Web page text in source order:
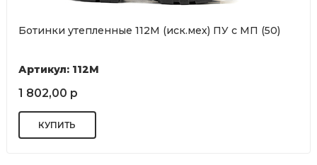
Ботинки утепленные 112М (иск.мех) ПУ с МП (50)
Артикул: 112М
1 802,00 р